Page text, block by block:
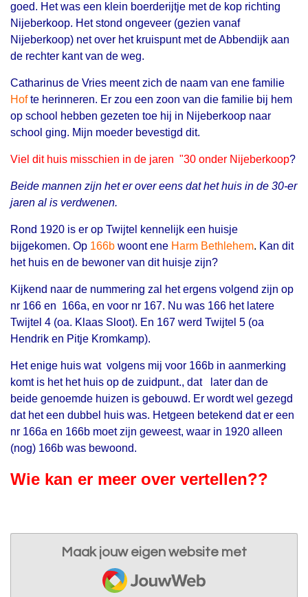
goed. Het was een klein boerderijtje met de kop richting
Nijeberkoop. Het stond ongeveer (gezien vanaf
Nijeberkoop) net over het kruispunt met de Abbendijk aan
de rechter kant van de weg.
Catharinus de Vries meent zich de naam van ene familie
Hof te herinneren. Er zou een zoon van die familie bij hem
op school hebben gezeten toe hij in Nijeberkoop naar
school ging. Mijn moeder bevestigd dit.
Viel dit huis misschien in de jaren "30 onder Nijeberkoop?
Beide mannen zijn het er over eens dat het huis in de 30-er
jaren al is verdwenen.
Rond 1920 is er op Twijtel kennelijk een huisje
bijgekomen. Op 166b woont ene Harm Bethlehem. Kan dit
het huis en de bewoner van dit huisje zijn?
Kijkend naar de nummering zal het ergens volgend zijn op
nr 166 en 166a, en voor nr 167. Nu was 166 het latere
Twijtel 4 (oa. Klaas Sloot). En 167 werd Twijtel 5 (oa
Hendrik en Pitje Kromkamp).
Het enige huis wat volgens mij voor 166b in aanmerking
komt is het het huis op de zuidpunt., dat later dan de
beide genoemde huizen is gebouwd. Er wordt wel gezegd
dat het een dubbel huis was. Hetgeen betekend dat er een
nr 166a en 166b moet zijn geweest, waar in 1920 alleen
(nog) 166b was bewoond.
Wie kan er meer over vertellen??
Maak jouw eigen website met
JouwWeb